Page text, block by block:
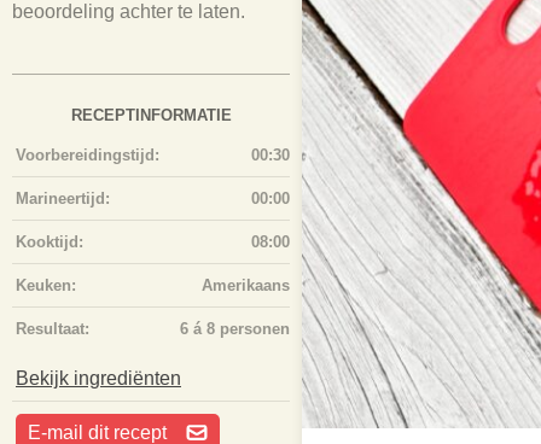
beoordeling achter te laten.
RECEPTINFORMATIE
Voorbereidingstijd: 00:30
Marineertijd: 00:00
Kooktijd: 08:00
Keuken: Amerikaans
Resultaat: 6 á 8 personen
Bekijk ingrediënten
E-mail dit recept